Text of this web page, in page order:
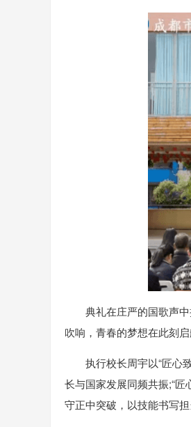
典礼在庄严的国歌声
吹响，青春的梦想在此刻启
执行校长周宇以“匠心
长与国家发展同频共振;“
守正中突破，以技能书写